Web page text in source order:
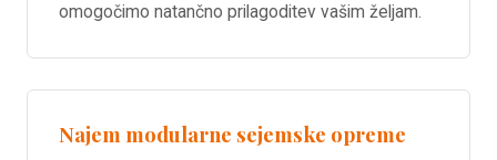
omogočimo natančno prilagoditev vašim željam.
Najem modularne sejemske opreme